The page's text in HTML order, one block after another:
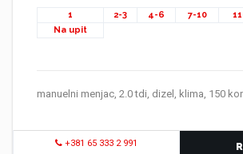
1 2-3 4-6 7-10
Na upit
manuelni menjac, 2.0 tdi, dizel, klima, 150
+381 65 333 2 991